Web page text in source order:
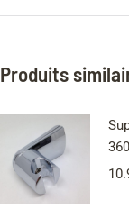
Produits